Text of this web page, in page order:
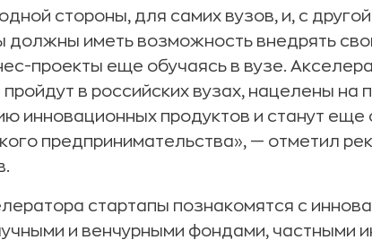
стороны, для самих вузов, и, с
должны иметь возможность внедрять
проекты еще обучаясь в вузе.
в российских вузах, нацелены на
инновационных продуктов и станут еще
предпринимательства», — отметил
стартапы познакомятся с
и венчурными фондами, частными